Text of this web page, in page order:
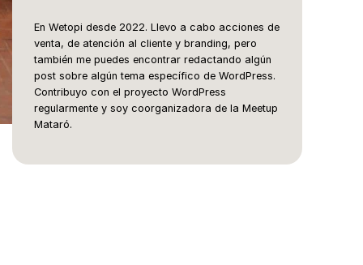
En Wetopi desde 2022. Llevo a cabo acciones de
venta, de atención al cliente y branding, pero
también me puedes encontrar redactando algún
post sobre algún tema específico de WordPress.
Contribuyo con el proyecto WordPress
regularmente y soy coorganizadora de la Meetup
Mataró.